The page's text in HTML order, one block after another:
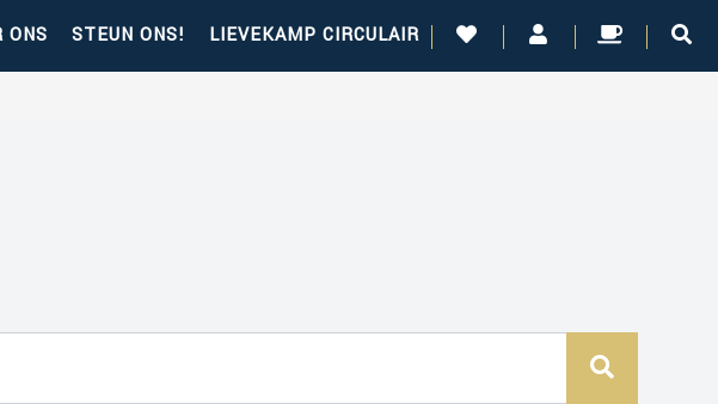
LIEVEKAMP CIRCULAIR
STEUN ONS!
ONS